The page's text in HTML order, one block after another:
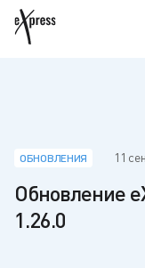
ОБНОВЛЕНИЯ 11
Обновление
1.26.0